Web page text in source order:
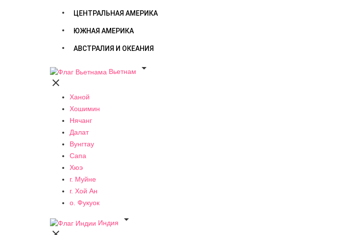
ЦЕНТРАЛЬНАЯ АМЕРИКА
ЮЖНАЯ АМЕРИКА
АВСТРАЛИЯ И ОКЕАНИЯ
Вьетнам


Ханой
Хошимин
Нячанг
Далат
Вунгтау
Сапа
Хюэ
г. Муйне
г. Хой Ан
о. Фукуок
Индия
